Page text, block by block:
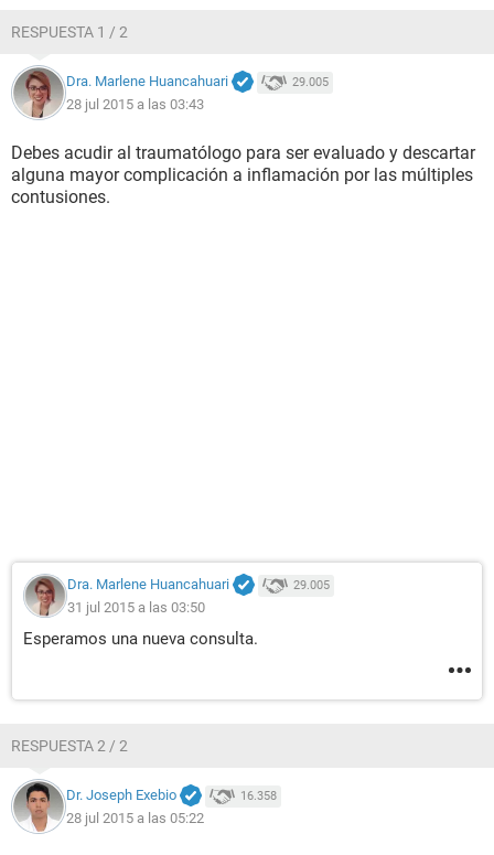
RESPUESTA 1 / 2
Dra. Marlene Huancahuari 29.005
28 jul 2015 a las 03:43
Debes acudir al traumatólogo para ser evaluado y descartar
alguna mayor complicación a inflamación por las múltiples
contusiones.
Dra. Marlene Huancahuari 29.005
31 jul 2015 a las 03:50
Esperamos una nueva consulta.
RESPUESTA 2 / 2
Dr. Joseph Exebio 16.358
28 jul 2015 a las 05:22